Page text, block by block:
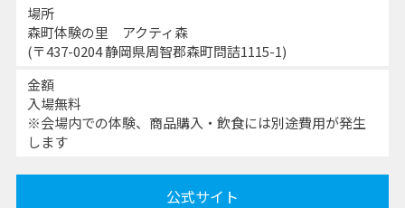
場所
森町体験の里 アクティ森
(〒437-0204 静岡県周智郡森町問詰1115-1)
金額
入場無料
※会場内での体験、商品購入・飲食には別途費用が発生
します
公式サイト